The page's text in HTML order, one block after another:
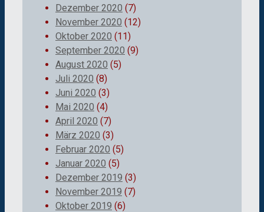
Dezember 2020 (7)
November 2020 (12)
Oktober 2020 (11)
September 2020 (9)
August 2020 (5)
Juli 2020 (8)
Juni 2020 (3)
Mai 2020 (4)
April 2020 (7)
März 2020 (3)
Februar 2020 (5)
Januar 2020 (5)
Dezember 2019 (3)
November 2019 (7)
Oktober 2019 (6)